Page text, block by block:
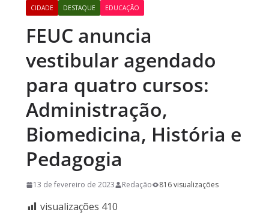
CIDADE DESTAQUE EDUCAÇÃO
FEUC anuncia
vestibular agendado
para quatro cursos:
Administração,
Biomedicina, História e
Pedagogia
13 de fevereiro de 2023 Redação 816 visualizações
visualizações 410